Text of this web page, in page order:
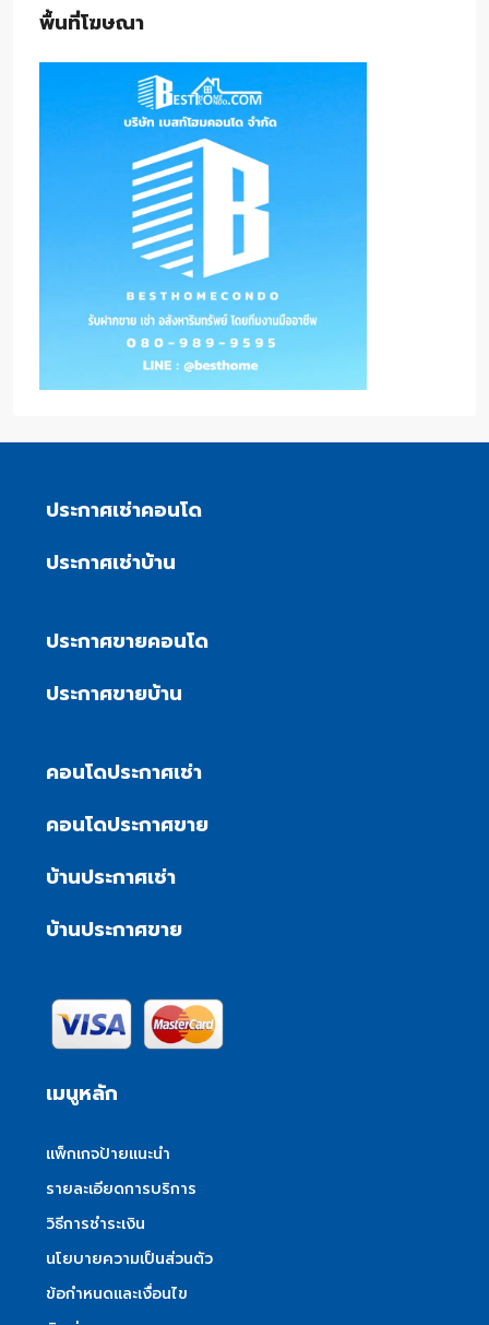
พื้นที่โฆษณา
ประกาศเช่าคอนโด
ประกาศเช่าบ้าน
ประกาศขายคอนโด
ประกาศขายบ้าน
คอนโดประกาศเช่า
คอนโดประกาศขาย
บ้านประกาศเช่า
บ้านประกาศขาย
เมนูหลัก
แพ็กเกจป้ายแนะนำ
รายละเอียดการบริการ
วิธีการชำระเงิน
นโยบายความเป็นส่วนตัว
ข้อกำหนดและเงื่อนไข